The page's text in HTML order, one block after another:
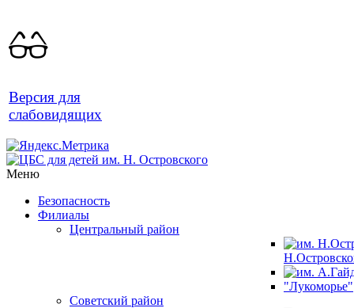
Версия для
слабовидящих
Меню
Безопасность
Филиалы
Центральный район
"Лукоморье"
Советский район